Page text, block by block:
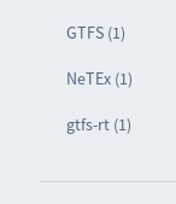
GTFS (1)
NeTEx (1)
gtfs-rt (1)